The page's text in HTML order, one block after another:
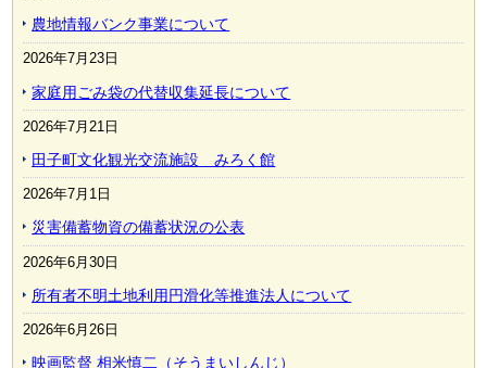
農地情報バンク事業について
2026年7月23日
家庭用ごみ袋の代替収集延長について
2026年7月21日
田子町文化観光交流施設 みろく館
2026年7月1日
災害備蓄物資の備蓄状況の公表
2026年6月30日
所有者不明土地利用円滑化等推進法人について
2026年6月26日
映画監督 相米慎二（そうまいしんじ）